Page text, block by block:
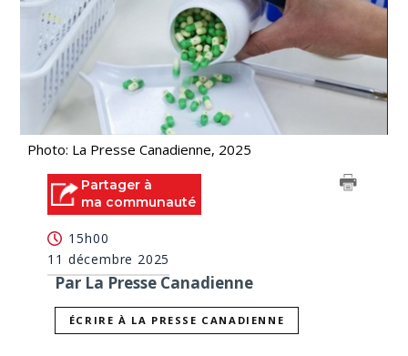
Photo: La Presse Canadienne, 2025
Partager à
ma communauté
15h00
11 décembre 2025
Par La Presse Canadienne
ÉCRIRE À LA PRESSE CANADIENNE